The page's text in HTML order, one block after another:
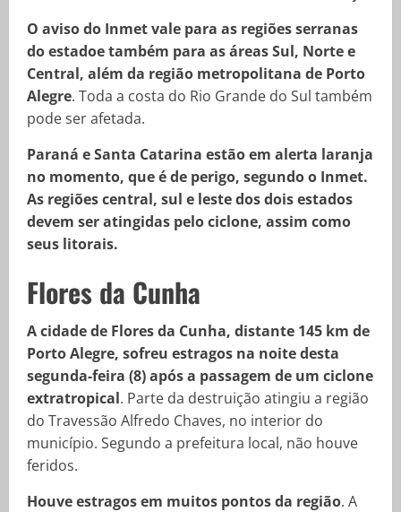
O aviso do Inmet vale para as regiões serranas
do estadoe também para as áreas Sul, Norte e
Central, além da região metropolitana de Porto
Alegre. Toda a costa do Rio Grande do Sul também
pode ser afetada.
Paraná e Santa Catarina estão em alerta laranja
no momento, que é de perigo, segundo o Inmet.
As regiões central, sul e leste dos dois estados
devem ser atingidas pelo ciclone, assim como
seus litorais.
Flores da Cunha
A cidade de Flores da Cunha, distante 145 km de
Porto Alegre, sofreu estragos na noite desta
segunda-feira (8) após a passagem de um ciclone
extratropical. Parte da destruição atingiu a região
do Travessão Alfredo Chaves, no interior do
município. Segundo a prefeitura local, não houve
feridos.
Houve estragos em muitos pontos da região. A